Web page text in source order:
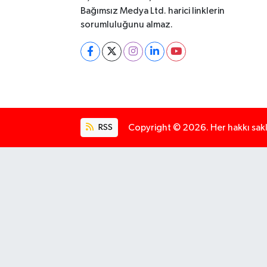
Bağımsız Medya Ltd. harici linklerin
sorumluluğunu almaz.
RSS Copyright © 2026. Her hakkı